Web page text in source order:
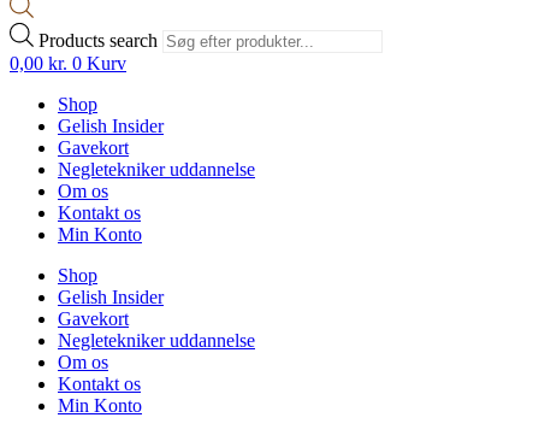
Products search
0,00 kr. 0 Kurv
Shop
Gelish Insider
Gavekort
Negletekniker uddannelse
Om os
Kontakt os
Min Konto
Shop
Gelish Insider
Gavekort
Negletekniker uddannelse
Om os
Kontakt os
Min Konto